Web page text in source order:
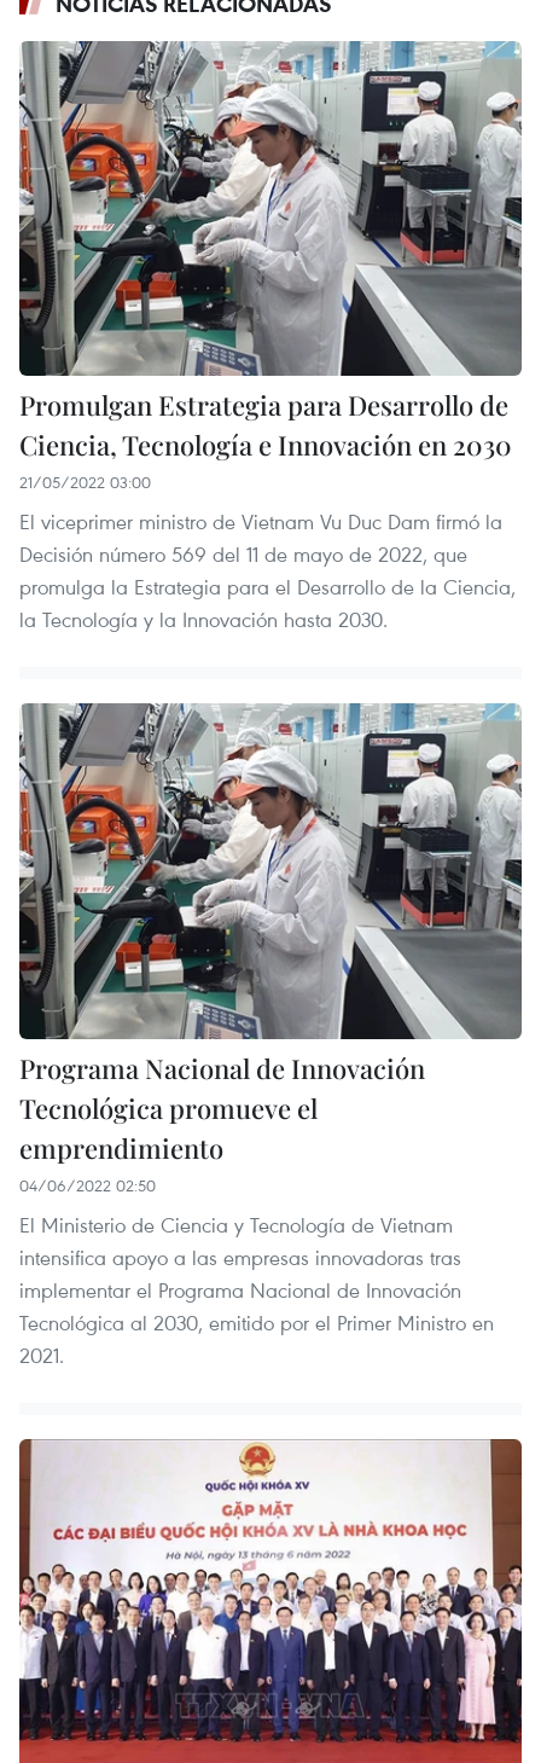
Promulgan Estrategia para Desarrollo de
Ciencia, Tecnología e Innovación en 2030
21/05/2022 03:00
El viceprimer ministro de Vietnam Vu Duc Dam firmó la
Decisión número 569 del 11 de mayo de 2022, que
promulga la Estrategia para el Desarrollo de la Ciencia,
la Tecnología y la Innovación hasta 2030.
Programa Nacional de Innovación
Tecnológica promueve el
emprendimiento
04/06/2022 02:50
El Ministerio de Ciencia y Tecnología de Vietnam
intensifica apoyo a las empresas innovadoras tras
implementar el Programa Nacional de Innovación
Tecnológica al 2030, emitido por el Primer Ministro en
2021.